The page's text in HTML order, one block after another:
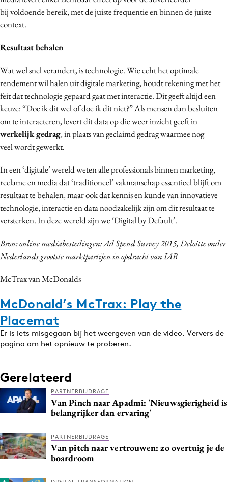
bij voldoende bereik, met de juiste frequentie en binnen de juiste
context.
Resultaat behalen
Wat wel snel verandert, is technologie. Wie echt het optimale
rendement wil halen uit digitale marketing, houdt rekening met het
feit dat technologie gepaard gaat met interactie. Dit geeft altijd een
keuze: “Doe ik dit wel of doe ik dit niet?” Als mensen dan besluiten
om te interacteren, levert dit data op die weer inzicht geeft in
werkelijk gedrag, in plaats van geclaimd gedrag waarmee nog
veel wordt gewerkt.
In een ‘digitale’ wereld weten alle professionals binnen marketing,
reclame en media dat ‘traditioneel’ vakmanschap essentieel blijft om
resultaat te behalen, maar ook dat kennis en kunde van innovatieve
technologie, interactie en data noodzakelijk zijn om dit resultaat te
versterken. In deze wereld zijn we ‘Digital by Default’.
Bron: online mediabestedingen: Ad Spend Survey 2015, Deloitte onder
Nederlands grootste marktpartijen in opdracht van IAB
McTrax van McDonalds
McDonald’s McTrax: Play the
Placemat
Er is iets misgegaan bij het weergeven van de video. Ververs de
pagina om het opnieuw te proberen.
Gerelateerd
PARTNERBIJDRAGE
Van Pinch naar Apadmi: 'Nieuwsgierigheid is
belangrijker dan ervaring'
PARTNERBIJDRAGE
Van pitch naar vertrouwen: zo overtuig je de
boardroom